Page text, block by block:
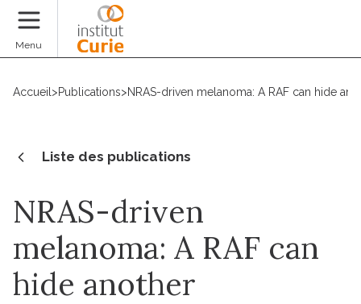
Menu
Accueil >Publications>NRAS-driven melanoma: A RAF can hide
Liste des publications
NRAS-driven
melanoma: A RAF can
hide another